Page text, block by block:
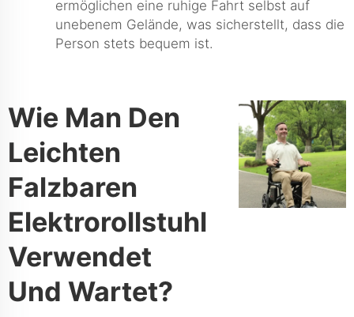
ermöglichen eine ruhige Fahrt selbst auf
unebenem Gelände, was sicherstellt, dass die
Person stets bequem ist.
Wie Man Den
Leichten
Falzbaren
Elektrorollstuhl
Verwendet
Und Wartet?